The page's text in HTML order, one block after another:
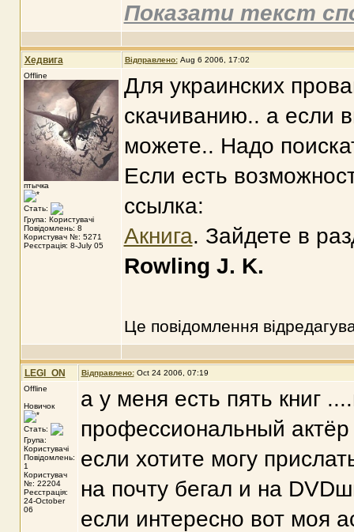
Показати текст
Хедвига Відправлено: Aug 6 2006, 17:02
Offline
птычка
Стать:
Група: Користувачі
Повідомлень: 8
Користувач №: 5271
Реєстрація: 8-July 05
Для украинских
скачиванию.. а если
можете.. Надо
Если есть
ссылка:
Акнига. Зайдете в
Rowling J. K.
Це повідомлення
LEGI_ON Відправлено: Oct 24 2006, 07:19
Offline
Новичок
Стать:
Група:
Користувачі
Повідомлень:
1
Користувач
№: 22204
Реєстрація:
24-October
06
а у меня есть пять книг
профессиональный
если хотите могу
на почту бегал и на
если интересно вот моя